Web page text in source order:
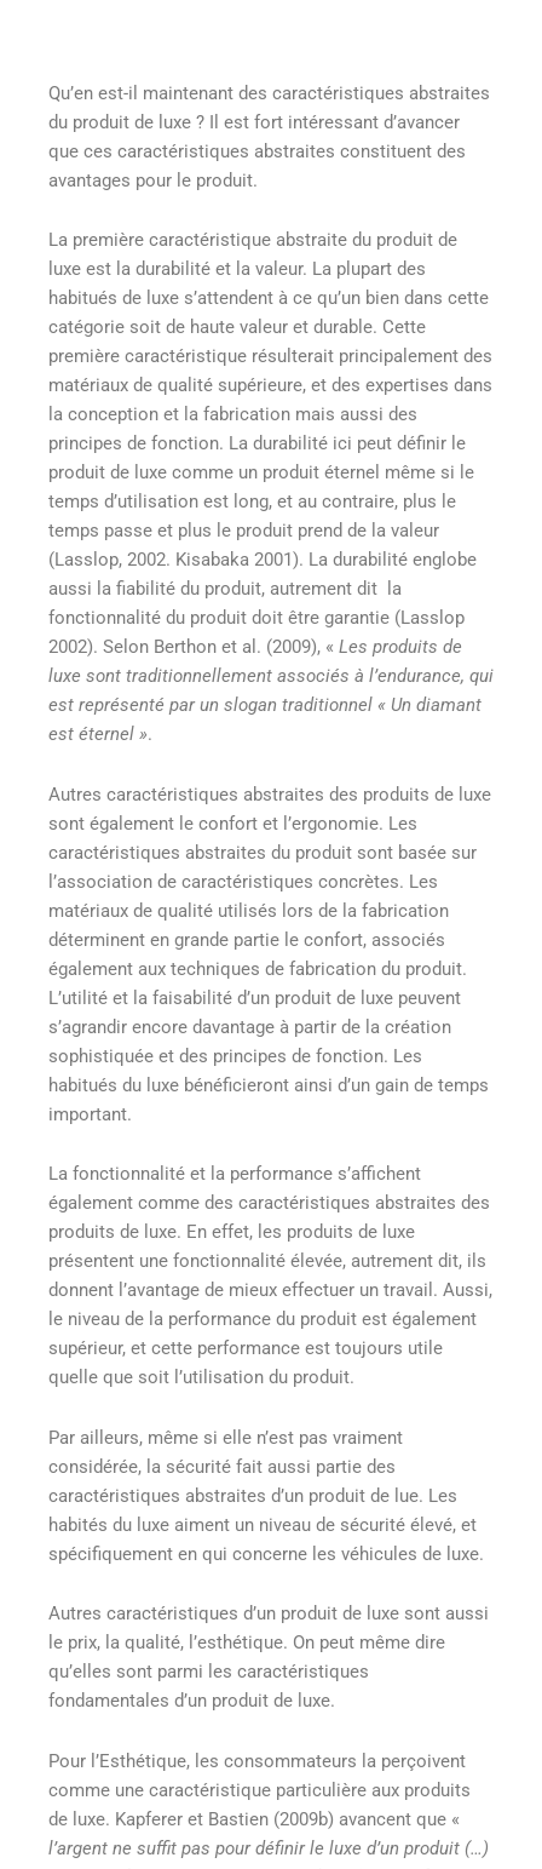
Qu’en est-il maintenant des caractéristiques abstraites
du produit de luxe ? Il est fort intéressant d’avancer
que ces caractéristiques abstraites constituent des
avantages pour le produit.
La première caractéristique abstraite du produit de
luxe est la durabilité et la valeur. La plupart des
habitués de luxe s’attendent à ce qu’un bien dans cette
catégorie soit de haute valeur et durable. Cette
première caractéristique résulterait principalement des
matériaux de qualité supérieure, et des expertises dans
la conception et la fabrication mais aussi des
principes de fonction. La durabilité ici peut définir le
produit de luxe comme un produit éternel même si le
temps d’utilisation est long, et au contraire, plus le
temps passe et plus le produit prend de la valeur
(Lasslop, 2002. Kisabaka 2001). La durabilité englobe
aussi la fiabilité du produit, autrement dit la
fonctionnalité du produit doit être garantie (Lasslop
2002). Selon Berthon et al. (2009), « Les produits de
luxe sont traditionnellement associés à l’endurance, qui
est représenté par un slogan traditionnel « Un diamant
est éternel ».
Autres caractéristiques abstraites des produits de luxe
sont également le confort et l’ergonomie. Les
caractéristiques abstraites du produit sont basée sur
l’association de caractéristiques concrètes. Les
matériaux de qualité utilisés lors de la fabrication
déterminent en grande partie le confort, associés
également aux techniques de fabrication du produit.
L’utilité et la faisabilité d’un produit de luxe peuvent
s’agrandir encore davantage à partir de la création
sophistiquée et des principes de fonction. Les
habitués du luxe bénéficieront ainsi d’un gain de temps
important.
La fonctionnalité et la performance s’affichent
également comme des caractéristiques abstraites des
produits de luxe. En effet, les produits de luxe
présentent une fonctionnalité élevée, autrement dit, ils
donnent l’avantage de mieux effectuer un travail. Aussi,
le niveau de la performance du produit est également
supérieur, et cette performance est toujours utile
quelle que soit l’utilisation du produit.
Par ailleurs, même si elle n’est pas vraiment
considérée, la sécurité fait aussi partie des
caractéristiques abstraites d’un produit de lue. Les
habités du luxe aiment un niveau de sécurité élevé, et
spécifiquement en qui concerne les véhicules de luxe.
Autres caractéristiques d’un produit de luxe sont aussi
le prix, la qualité, l’esthétique. On peut même dire
qu’elles sont parmi les caractéristiques
fondamentales d’un produit de luxe.
Pour l’Esthétique, les consommateurs la perçoivent
comme une caractéristique particulière aux produits
de luxe. Kapferer et Bastien (2009b) avancent que «
l’argent ne suffit pas pour définir le luxe d’un produit (…)